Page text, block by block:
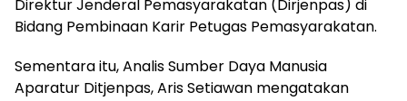
Direktur Jenderal Pemasyarakatan (Dirjenpas) di
Bidang Pembinaan Karir Petugas Pemasyarakatan.
Sementara itu, Analis Sumber Daya Manusia
Aparatur Ditjenpas, Aris Setiawan mengatakan